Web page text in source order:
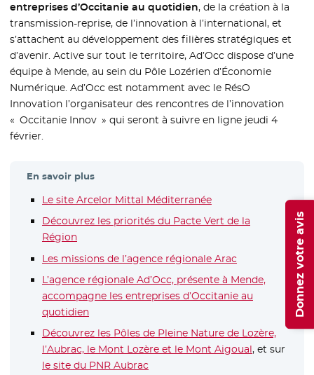
entreprises d’Occitanie au quotidien, de la création à la
transmission-reprise, de l’innovation à l’international, et
s’attachent au développement des filières stratégiques et
d’avenir. Active sur tout le territoire, Ad’Occ dispose d’une
équipe à Mende, au sein du Pôle Lozérien d’Économie
Numérique. Ad’Occ est notamment avec le RésO
Innovation l’organisateur des rencontres de l’innovation
« Occitanie Innov » qui seront à suivre en ligne jeudi 4
février.
En savoir plus
Le site Arcelor Mittal Méditerranée- Nouvelle fenêtre
Découvrez les priorités du Pacte Vert de la
Région
Les missions de l’agence régionale Arac- Nouvelle
L’agence régionale Ad’Occ, présente à Mende,
accompagne les entreprises d’Occitanie au
quotidien- Nouvelle fenêtre
Découvrez les Pôles de Pleine Nature de Lozère,
l’Aubrac, le Mont Lozère et le Mont Aigoual- Nouvelle
, et sur
le site du PNR Aubrac- Nouvelle fenêtre
Donnez votre avis